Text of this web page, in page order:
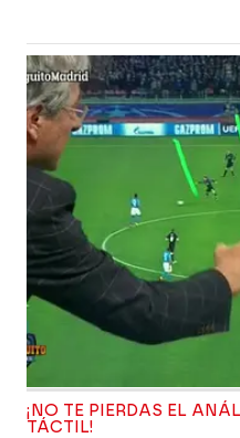
¡NO TE PIERDAS EL
TÁCTIL!